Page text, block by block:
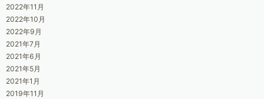
2022年11月
2022年10月
2022年9月
2021年7月
2021年6月
2021年5月
2021年1月
2019年11月